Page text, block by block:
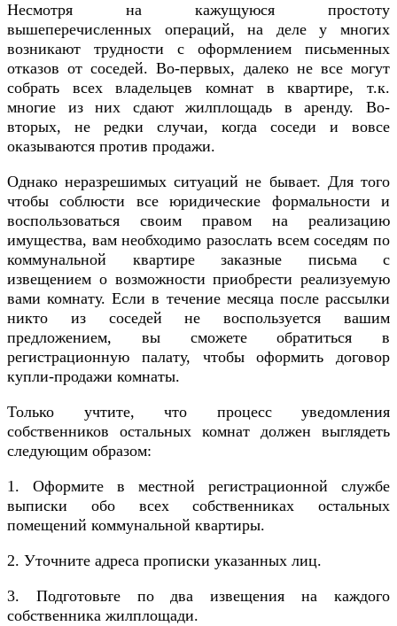
Несмотря на кажущуюся простоту
вышеперечисленных операций, на деле у многих
возникают трудности с оформлением письменных
отказов от соседей. Во-первых, далеко не все могут
собрать всех владельцев комнат в квартире, т.к.
многие из них сдают жилплощадь в аренду. Во-
вторых, не редки случаи, когда соседи и вовсе
оказываются против продажи.
Однако неразрешимых ситуаций не бывает. Для того
чтобы соблюсти все юридические формальности и
воспользоваться своим правом на реализацию
имущества, вам необходимо разослать всем соседям по
коммунальной квартире заказные письма с
извещением о возможности приобрести реализуемую
вами комнату. Если в течение месяца после рассылки
никто из соседей не воспользуется вашим
предложением, вы сможете обратиться в
регистрационную палату, чтобы оформить договор
купли-продажи комнаты.
Только учтите, что процесс уведомления
собственников остальных комнат должен выглядеть
следующим образом:
1. Оформите в местной регистрационной службе
выписки обо всех собственниках остальных
помещений коммунальной квартиры.
2. Уточните адреса прописки указанных лиц.
3. Подготовьте по два извещения на каждого
собственника жилплощади.